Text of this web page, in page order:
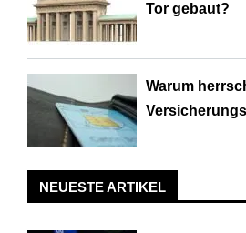
Tor gebaut?
Warum
NEUESTE ARTIKEL